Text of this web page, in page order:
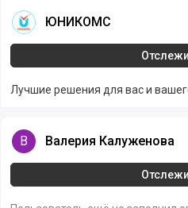
ЮНИКОМСЮНИКОМС
Лучшие решения для вас и
Валерия Калуженова
В Валерия Калуженова